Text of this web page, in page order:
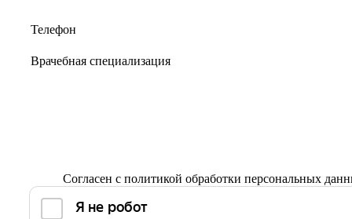
Согласен с политикой обработки персональных